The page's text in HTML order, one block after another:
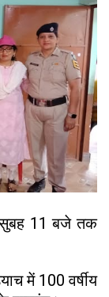
11 बजे तक
में 100 वर्षीय